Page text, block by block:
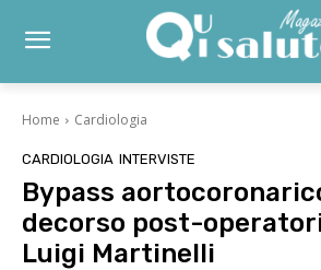
Home Cardiologia
CARDIOLOGIA INTERVISTE
Bypass
decorso post-
Luigi Martinelli